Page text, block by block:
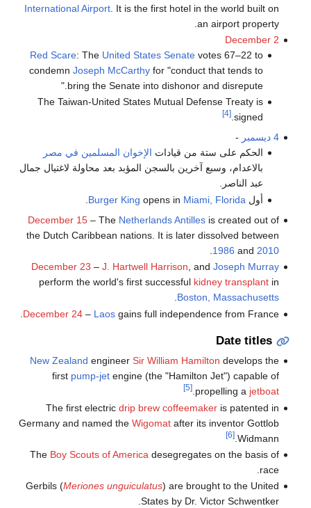
International Airport. It is the first hotel in the world built on
an airport property.
December 2
Red Scare: The United States Senate votes 67–22 to
condemnJoseph McCarthy for "conduct that tends to
bring the Senate into dishonor and disrepute."
The Taiwan-United States Mutual Defense Treaty is
signed.
[4]
4 ديسمبر
-
الحكم على ستة من قيادات الإخوان المسلمين في مصر
بالاعدام، وسبع آخرين بالسجن المؤبد بعد محاولة لاغتيال جمال
عبد الناصر.
أول
Burger King opens in Miami, Florida
December 15– The Netherlands Antillesis created out of
the Dutch Caribbean nations. It is later dissolved between
1986 and 2010
December 23 – J. Hartwell Harrison , and Joseph Murray
perform the world's first successful kidney transplantin
Boston, Massachusetts
December 24– Laosgains full independence from France.
Date titles
New Zealand engineer Sir William Hamilton develops the
first pump-jetengine (the "Hamilton Jet") capable of
propelling a jetboat
.
[5]
The first electric drip brew coffeemakeris patented in
Germany and named the Wigomatafter its inventor Gottlob
Widmann.
[6]
The Boy Scouts of America desegregates on the basis of
race.
Gerbils (Meriones unguiculatus) are brought to the United
States by Dr. Victor Schwentker.